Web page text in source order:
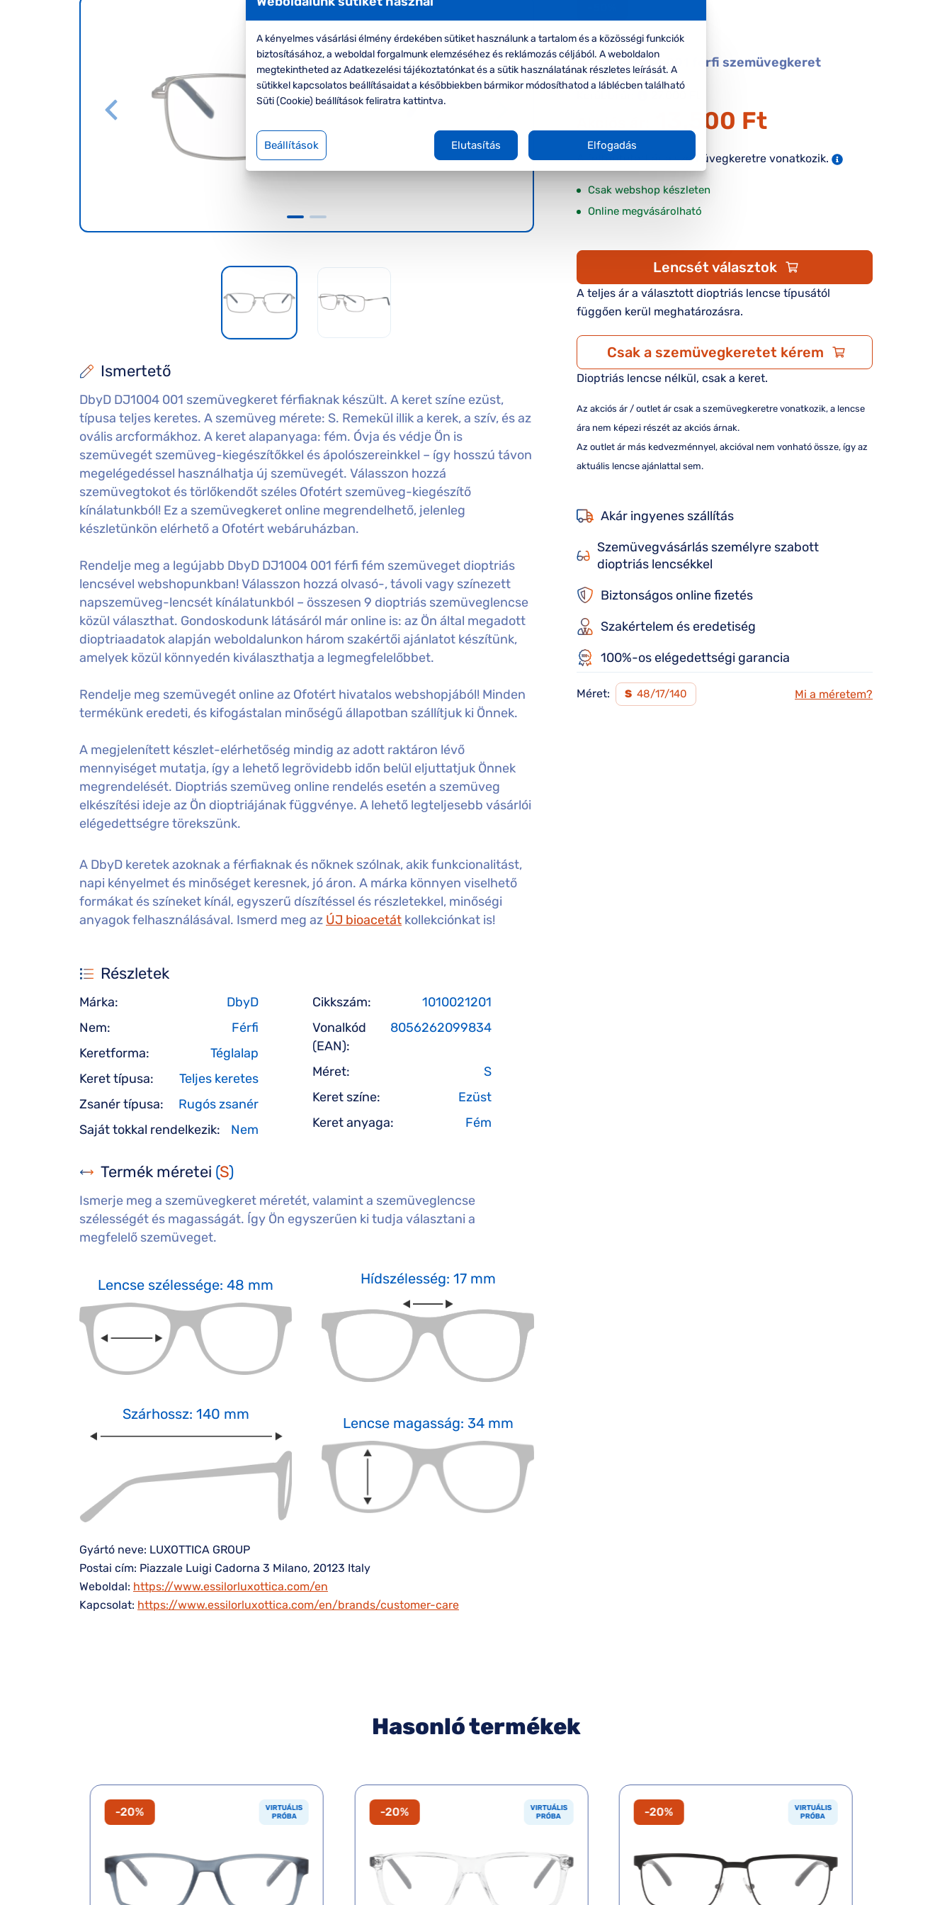
Ismertető
DbyD DJ1004 001 szemüvegkeret férfiaknak készült. A keret színe ezüst,
típusa teljes keretes. A szemüveg mérete: S. Remekül illik a kerek, a szív, és az
ovális arcformákhoz. A keret alapanyaga: fém. Óvja és védje Ön is
szemüvegét szemüveg-kiegészítőkkel és ápolószereinkkel – így hosszú távon
megelégedéssel használhatja új szemüvegét. Válasszon hozzá
szemüvegtokot és törlőkendőt széles Ofotért szemüveg-kiegészítő
kínálatunkból! Ez a szemüvegkeret online megrendelhető, jelenleg
készletünkön elérhető a Ofotért webáruházban.
Rendelje meg a legújabb DbyD DJ1004 001 férfi fém szemüveget dioptriás
lencsével webshopunkban! Válasszon hozzá olvasó-, távoli vagy színezett
napszemüveg-lencsét kínálatunkból – összesen 9 dioptriás szemüveglencse
közül választhat. Gondoskodunk látásáról már online is: az Ön által megadott
dioptriaadatok alapján weboldalunkon három szakértői ajánlatot készítünk,
amelyek közül könnyedén kiválaszthatja a legmegfelelőbbet.
Rendelje meg szemüvegét online az Ofotért hivatalos webshopjából! Minden
termékünk eredeti, és kifogástalan minőségű állapotban szállítjuk ki Önnek.
A megjelenített készlet-elérhetőség mindig az adott raktáron lévő
mennyiséget mutatja, így a lehető legrövidebb időn belül eljuttatjuk Önnek
megrendelését. Dioptriás szemüveg online rendelés esetén a szemüveg
elkészítési ideje az Ön dioptriájának függvénye. A lehető legteljesebb vásárlói
elégedettségre törekszünk.
A DbyD keretek azoknak a férfiaknak és nőknek szólnak, akik funkcionalitást,
napi kényelmet és minőséget keresnek, jó áron. A márka könnyen viselhető
formákat és színeket kínál, egyszerű díszítéssel és részletekkel, minőségi
anyagok felhasználásával. Ismerd meg az ÚJ bioacetát kollekciónkat is!
Részletek
Márka:
DbyD
Nem:
Férfi
Keretforma:
Téglalap
Keret típusa:
Teljes keretes
Zsanér típusa:
Rugós zsanér
Saját tokkal rendelkezik:
Nem
Cikkszám:
1010021201
Vonalkód
(EAN):
8056262099834
Méret:
S
Keret színe:
Ezüst
Keret anyaga:
Fém
Termék méretei (S)
Ismerje meg a szemüvegkeret méretét, valamint a szemüveglencse
szélességét és magasságát. Így Ön egyszerűen ki tudja választani a
megfelelő szemüveget.
Lencse szélessége: 48 mm Hídszélesség: 17 mm
Szárhossz: 140 mm
Lencse magasság: 34 mm
Gyártó neve: LUXOTTICA GROUP
Postai cím: Piazzale Luigi Cadorna 3 Milano, 20123 Italy
Weboldal: https://www.essilorluxottica.com/en
Kapcsolat: https://www.essilorluxottica.com/en/brands/customer-care
DbyD
DbyD DJ1004 001 férfi szemüvegkeret
13.500 Ft
A feltűntetett ár a szemüvegkeretre vonatkozik.
Csak webshop készleten
Online megvásárolható
Lencsét választok
A teljes ár a választott dioptriás lencse típusától
függően kerül meghatározásra.
Csak a szemüvegkeretet kérem
Dioptriás lencse nélkül, csak a keret.
Az akciós ár / outlet ár csak a szemüvegkeretre vonatkozik, a lencse
ára nem képezi részét az akciós árnak.
Az outlet ár más kedvezménnyel, akcióval nem vonható össze, így az
aktuális lencse ajánlattal sem.
Akár ingyenes szállítás
Szemüvegvásárlás személyre szabott
dioptriás lencsékkel
Biztonságos online fizetés
Szakértelem és eredetiség
100%-os elégedettségi garancia
Méret: S 48/17/140 Mi a méretem?
Hasonló termékek
-20%
VIRTUÁLIS
PRÓBA
-20%
VIRTUÁLIS
PRÓBA
-20%
VIRTUÁLIS
PRÓBA
A kényelmes vásárlási élmény érdekében sütiket használunk a tartalom és a közösségi funkciók
biztosításához, a weboldal forgalmunk elemzéséhez és reklámozás céljából. A weboldalon
megtekintheted az Adatkezelési tájékoztatónkat és a sütik használatának részletes leírását. A
sütikkel kapcsolatos beállításaidat a későbbiekben bármikor módosíthatod a láblécben található
Süti (Cookie) beállítások feliratra kattintva.
Beállítások Elutasítás Elfogadás